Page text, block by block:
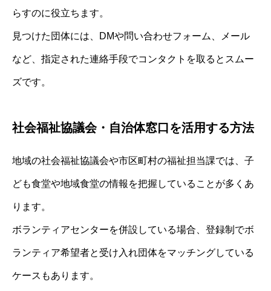
らすのに役立ちます。
見つけた団体には、DMや問い合わせフォーム、メール
など、指定された連絡手段でコンタクトを取るとスムー
ズです。
社会福祉協議会・自治体窓口を活用する方法
地域の社会福祉協議会や市区町村の福祉担当課では、子
ども食堂や地域食堂の情報を把握していることが多くあ
ります。
ボランティアセンターを併設している場合、登録制でボ
ランティア希望者と受け入れ団体をマッチングしている
ケースもあります。